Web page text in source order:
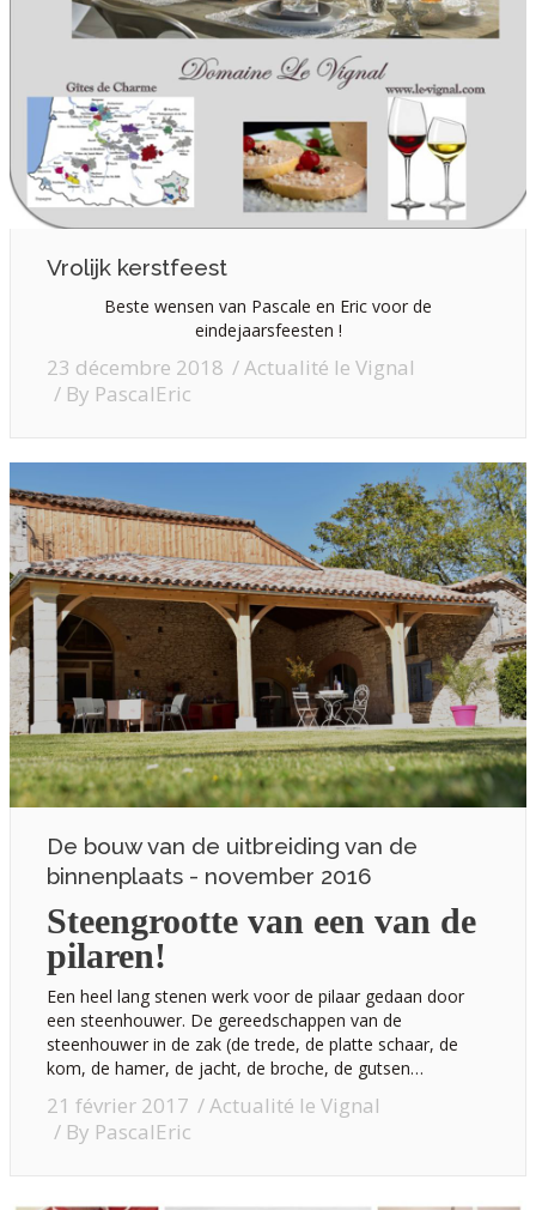
Vrolijk kerstfeest
Beste wensen van Pascale en Eric voor de
eindejaarsfeesten !
23 décembre 2018
Actualité le Vignal
By PascalEric
De bouw van de uitbreiding van de
binnenplaats - november 2016
Steengrootte van een van de
pilaren!
Een heel lang stenen werk voor de pilaar gedaan door
een steenhouwer. De gereedschappen van de
steenhouwer in de zak (de trede, de platte schaar, de
kom, de hamer, de jacht, de broche, de gutsen…
21 février 2017
Actualité le Vignal
By PascalEric